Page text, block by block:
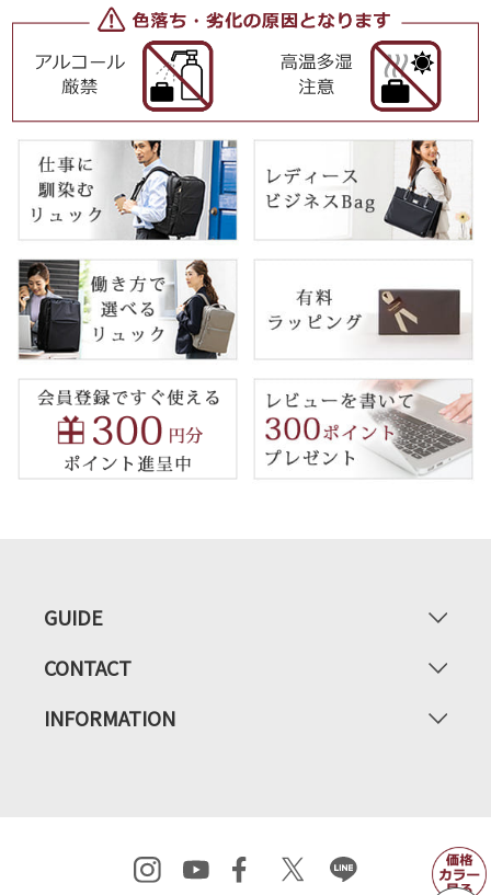
GUIDE
CONTACT
INFORMATION